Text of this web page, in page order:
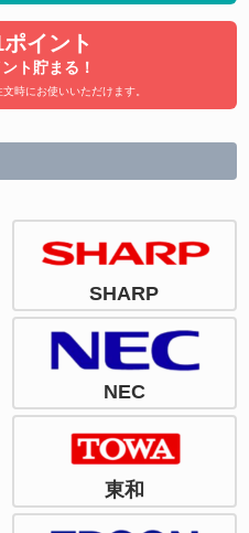
イント
ト貯まる！
時にお使いいただけます。
SHARP
NEC
東和